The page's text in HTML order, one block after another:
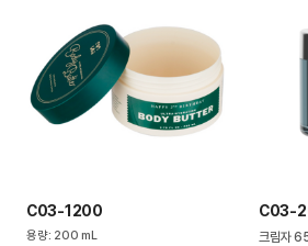
C03-1200
용량: 200 mL
C03-
크림자